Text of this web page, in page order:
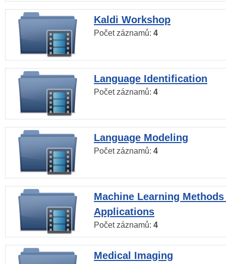
Kaldi Workshop
Počet záznamů: 4
Language Identification
Počet záznamů: 4
Language Modeling
Počet záznamů: 4
Machine Learning
Applications
Počet záznamů: 4
Medical Imaging